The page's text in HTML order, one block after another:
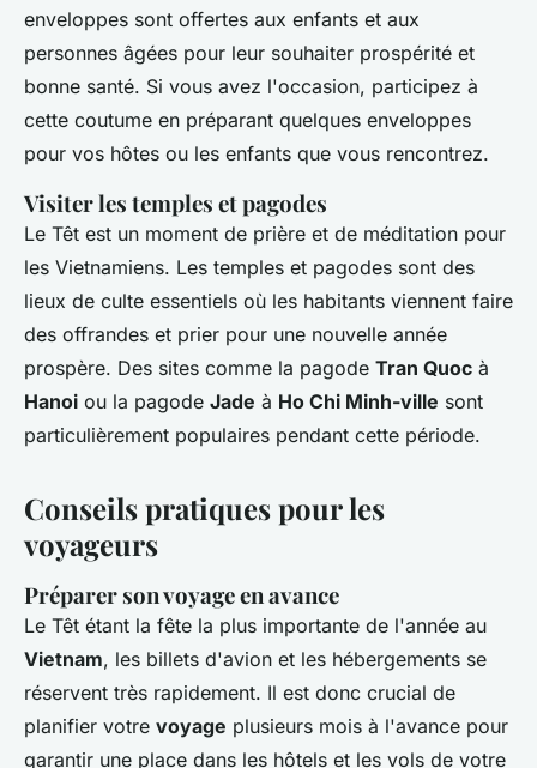
enveloppes sont offertes aux enfants et aux
personnes âgées pour leur souhaiter prospérité et
bonne santé. Si vous avez l'occasion, participez à
cette coutume en préparant quelques enveloppes
pour vos hôtes ou les enfants que vous rencontrez.
Visiter les temples et pagodes
Le Têt est un moment de prière et de méditation pour
les Vietnamiens. Les temples et pagodes sont des
lieux de culte essentiels où les habitants viennent faire
des offrandes et prier pour une nouvelle année
prospère. Des sites comme la pagode Tran Quoc à
Hanoi ou la pagode Jade à Ho Chi Minh-ville sont
particulièrement populaires pendant cette période.
Conseils pratiques pour les
voyageurs
Préparer son voyage en avance
Le Têt étant la fête la plus importante de l'année au
Vietnam, les billets d'avion et les hébergements se
réservent très rapidement. Il est donc crucial de
planifier votre voyage plusieurs mois à l'avance pour
garantir une place dans les hôtels et les vols de votre